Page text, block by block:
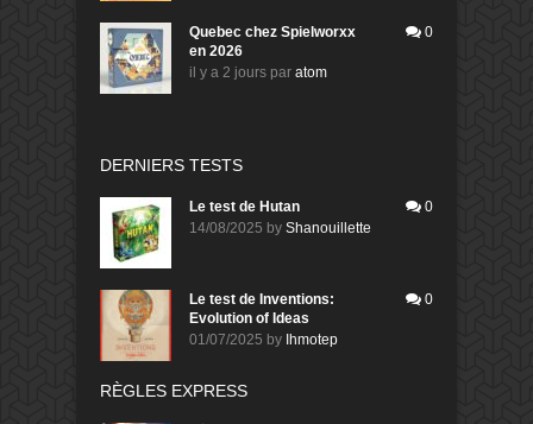
Quebec chez Spielworxx
en 2026
il y a 2 jours par atom
0
DERNIERS TESTS
Le test de Hutan
14/08/2025 by Shanouillette
0
Le test de Inventions:
Evolution of Ideas
01/07/2025 by Ihmotep
0
RÈGLES EXPRESS